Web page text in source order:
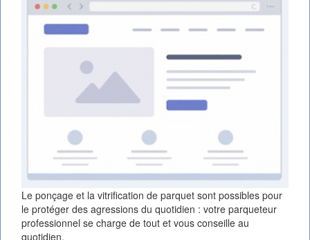
Le ponçage et la vitrification de parquet sont possibles pour
le protéger des agressions du quotidien : votre parqueteur
professionnel se charge de tout et vous conseille au
quotidien.